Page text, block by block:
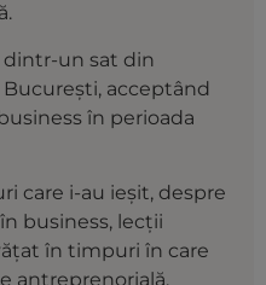
dintr-un sat din
accep­tând
în perioada
care i-au ieșit, despre
business, lecții
în timpuri în care
antreprenorială,